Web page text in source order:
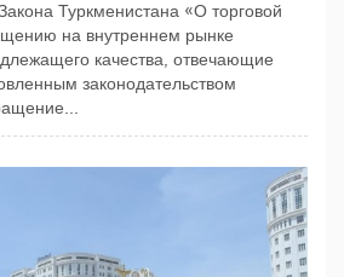
Туркменистана «О торговой
на внутреннем рынке
качества, отвечающие
законодательством